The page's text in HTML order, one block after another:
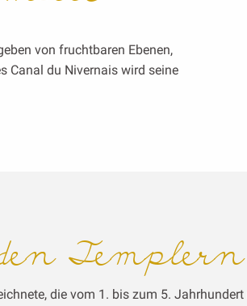
von fruchtbaren Ebenen,
Canal du Nivernais wird seine
Templern
die vom 1. bis zum 5. Jahrhundert